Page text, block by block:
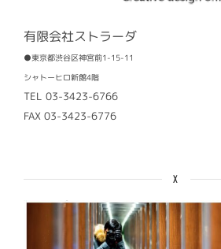
有限会社ストラーダ
●東京都渋谷区神宮前1-15-11
シャトーヒロ新館4階
TEL 03-3423-6766
FAX 03-3423-6776
X